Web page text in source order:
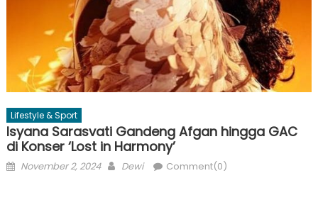
Lifestyle & Sport
Isyana Sarasvati Gandeng Afgan hingga GAC
di Konser ‘Lost in Harmony’
Posted
November 2, 2024 Author
Dewi Comment(0)